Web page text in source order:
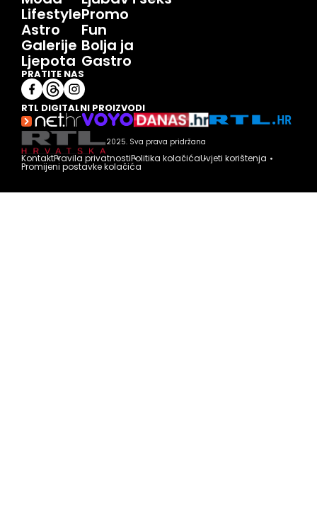
Lifestyle
Astro
Galerije
Ljepota
Promo
Fun
Bolja ja
Gastro
PRATITE NAS
RTL DIGITALNI PROIZVODI
2025. Sva prava pridržana
KontaktPravila privatnostiPolitika kolačićaUvjeti korištenja
Promijeni postavke kolačića